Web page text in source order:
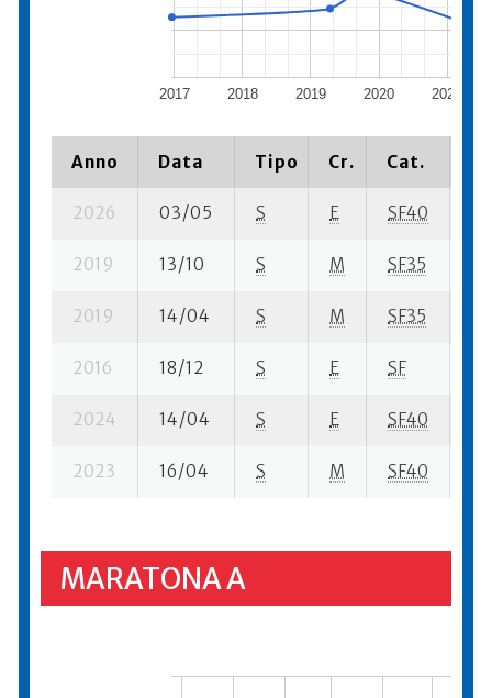
2017 2018 2019 2020 2021
Anno Data Tipo Cr. Cat.
2026 03/05 S E SF40
2019 13/10 S M SF35
2019 14/04 S M SF35
2016 18/12 S E SF
2024 14/04 S E SF40
2023 16/04 S M SF40
MARATONA A